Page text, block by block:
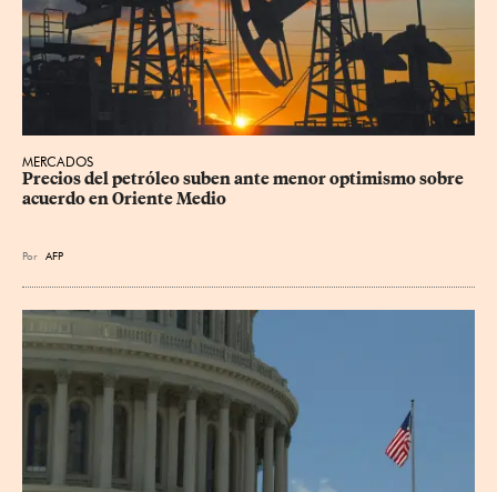
MERCADOS
Precios del petróleo suben ante menor optimismo sobre
acuerdo en Oriente Medio
Por AFP